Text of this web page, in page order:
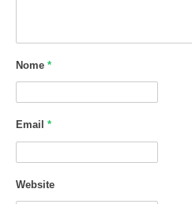
Nome *
Email *
Website